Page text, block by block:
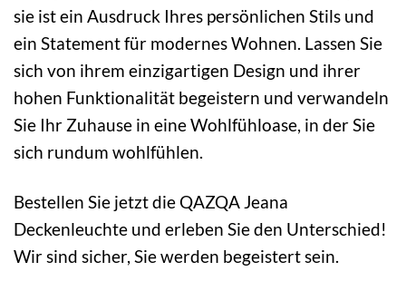
sie ist ein Ausdruck Ihres persönlichen Stils und
ein Statement für modernes Wohnen. Lassen Sie
sich von ihrem einzigartigen Design und ihrer
hohen Funktionalität begeistern und verwandeln
Sie Ihr Zuhause in eine Wohlfühloase, in der Sie
sich rundum wohlfühlen.
Bestellen Sie jetzt die QAZQA Jeana
Deckenleuchte und erleben Sie den Unterschied!
Wir sind sicher, Sie werden begeistert sein.